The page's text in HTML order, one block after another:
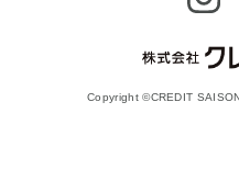
Copyright ©CREDIT